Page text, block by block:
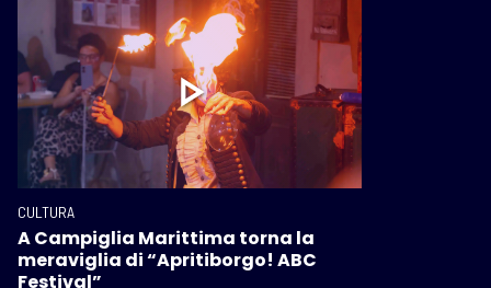
CULTURA
A Campiglia Marittima torna la
meraviglia di “Apritiborgo! ABC
Festival”